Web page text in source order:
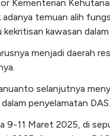
Kementerian
temuan alih
kawasan
menjadi daerah
selanjutnya
penyelamatan
9-11 Maret 2025, di